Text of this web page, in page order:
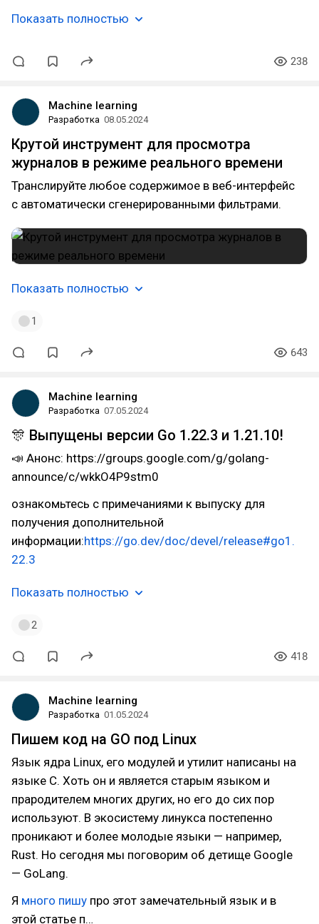
Показать полностью
238
Machine learning
Разработка 08.05.2024
Крутой инструмент для просмотра
журналов в режиме реального времени
Транслируйте любое содержимое в веб-интерфейс
с автоматически сгенерированными фильтрами.
Показать полностью
1
643
Machine learning
Разработка 07.05.2024
🎊 Выпущены версии Go 1.22.3 и 1.21.10!
📣 Анонс: https://groups.google.com/g/golang-
announce/c/wkkO4P9stm0
ознакомьтесь с примечаниями к выпуску для
получения дополнительной
информации:https://go.dev/doc/devel/release#go1.
22.3
Показать полностью
2
418
Machine learning
Разработка 01.05.2024
Пишем код на GO под Linux
Язык ядра Linux, его модулей и утилит написаны на
языке C. Хоть он и является старым языком и
прародителем многих других, но его до сих пор
используют. В экосистему линукса постепенно
проникают и более молодые языки — например,
Rust. Но сегодня мы поговорим об детище Google
— GoLang.
Я много пишу про этот замечательный язык и в
этой статье п…